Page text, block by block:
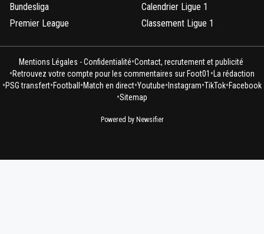
Bundesliga
Premier League
Calendrier Ligue 1
Classement Ligue 1
Mentions Légales - Confidentialité•Contact, recrutement et publicité
•Retrouvez votre compte pour les commentaires sur Foot01 •La rédaction
•PSG transfert•Football•Match en direct•Youtube•Instagram•TikTok•Facebook
•Sitemap
Powered by Newsifier